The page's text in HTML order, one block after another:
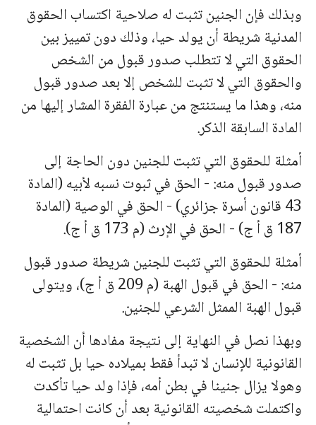
وبذلك فإن الجنین تثبت له صلاحیة اكتساب الحقوق
المدنیة شریطة أن یولد حیا، وذلك دون تمییز بین
الحقوق التي لا تتطلب صدور قبول من الشخص
والحقوق التي لا تثبت للشخص إلا بعد صدور قبول
منه، وهذا ما یستنتج من عبارة الفقرة المشار إلیها من
المادة السابقة الذكر.
أمثلة للحقوق التي تثبت للجنین دون الحاجة إلى
صدور قبول منه: - الحق في ثبوت نسبه لأبیه (المادة
43 قانون أسرة جزائري) - الحق في الوصیة (المادة
187 ق أ ج) - الحق في الإرث (م 173 ق أ ج).
أمثلة للحقوق التي تثبت للجنین شریطة صدور قبول
منه: - الحق في قبول الهبة
(م 209 ق أ ج)، ویتولى
قبول الهبة الممثل الشرعي للجنین.
وبهذا نصل في النهایة إلى نتیجة مفادها أن الشخصیة
القانونیة للإنسان لا تبدأ فقط بمیلاده حیا بل تثبت له
وهولا یزال جنینا في بطن أمه، فإذا ولد حیا تأكدت
واكتملت شخصیته القانونیة بعد أن كانت احتمالیة